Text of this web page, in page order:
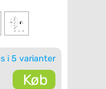
i 5 varianter
Køb